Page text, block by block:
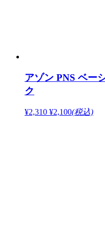
アゾン PNS ベー
ク
¥2,310 ¥2,100(税込)